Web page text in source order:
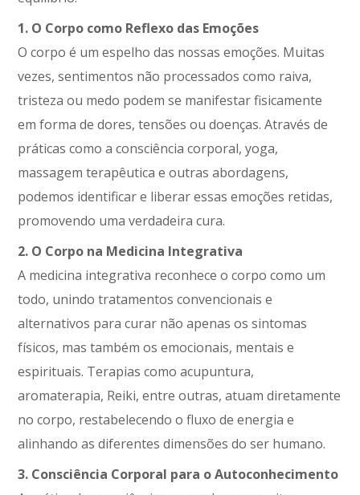
1. O Corpo como Reflexo das Emoções
O corpo é um espelho das nossas emoções. Muitas
vezes, sentimentos não processados como raiva,
tristeza ou medo podem se manifestar fisicamente
em forma de dores, tensões ou doenças. Através de
práticas como a consciência corporal, yoga,
massagem terapêutica e outras abordagens,
podemos identificar e liberar essas emoções retidas,
promovendo uma verdadeira cura.
2. O Corpo na Medicina Integrativa
A medicina integrativa reconhece o corpo como um
todo, unindo tratamentos convencionais e
alternativos para curar não apenas os sintomas
físicos, mas também os emocionais, mentais e
espirituais. Terapias como acupuntura,
aromaterapia, Reiki, entre outras, atuam diretamente
no corpo, restabelecendo o fluxo de energia e
alinhando as diferentes dimensões do ser humano.
3. Consciência Corporal para o Autoconhecimento